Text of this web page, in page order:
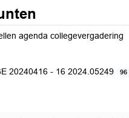
agenda collegevergadering
20240416 - 16 2024.05249
96